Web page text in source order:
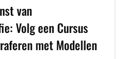
van
Volg een Cursus
met Modellen